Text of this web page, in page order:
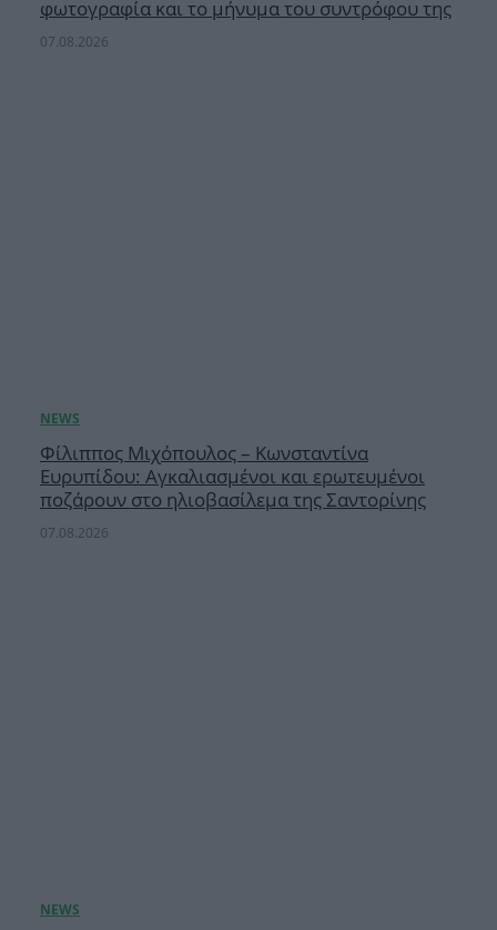
φωτογραφία και το μήνυμα του συντρόφου της
07.08.2026
Φίλιππος Μιχόπουλος – Κωνσταντίνα
Ευρυπίδου: Αγκαλιασμένοι και ερωτευμένοι
ποζάρουν στο ηλιοβασίλεμα της Σαντορίνης
07.08.2026